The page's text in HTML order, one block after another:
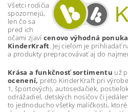
Všetci rodičia
spozornejú,
len čo sa
pred ich
očami zjaví cenovo výhodná
KinderKraft. Jej cieľom je prihliadať
a produkty prepracovávať aj do
Krása a funkčnosť sortimentu už
ocenení, preto KinderKraft pri
1, športových), autosedačiek,
odrážadiel, detských nosičov či
to jednoducho všetky maličkosti,